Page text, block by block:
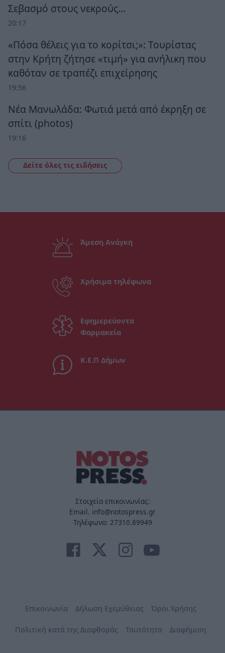
Σεβασμό στους νεκρούς…
20:17
«Πόσα θέλεις για το κορίτσι;»: Τουρίστας
στην Κρήτη ζήτησε «τιμή» για ανήλικη που
καθόταν σε τραπέζι επιχείρησης
19:56
Νέα Μανωλάδα: Φωτιά μετά από έκρηξη σε
σπίτι (photos)
19:16
Δείτε όλες τις ειδήσεις
Άμεση Ανάγκη
Χρήσιμα τηλέφωνα
Εφημερεύοντα
Φαρμακεία
Κ.Ε.Π Δήμων
Στοιχεία επικοινωνίας:
Email. info@notospress.gr
Τηλέφωνο: 27310.89949
Επικοινωνία Δήλωση Εχεμύθειας Όροι Χρήσης
Πολιτική κατά της Διαφθοράς Ταυτότητα Διαφήμιση